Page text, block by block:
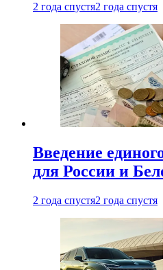
2 года спустя2 года спустя
Введение
для России и
2 года спустя2 года спустя